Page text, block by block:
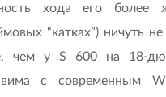
хода его более
“катках”) ничуть
чем у S 600 на 18-
с современным